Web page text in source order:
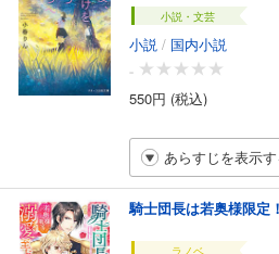
小説・文芸
小説 / 国内小説
-
550円 (税込)
あらすじを表示
騎士団長は若奥様限定
ラノベ